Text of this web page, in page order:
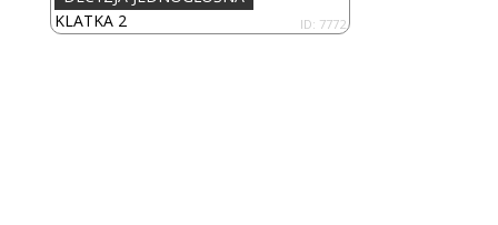
KLATKA 2 ID: 7772